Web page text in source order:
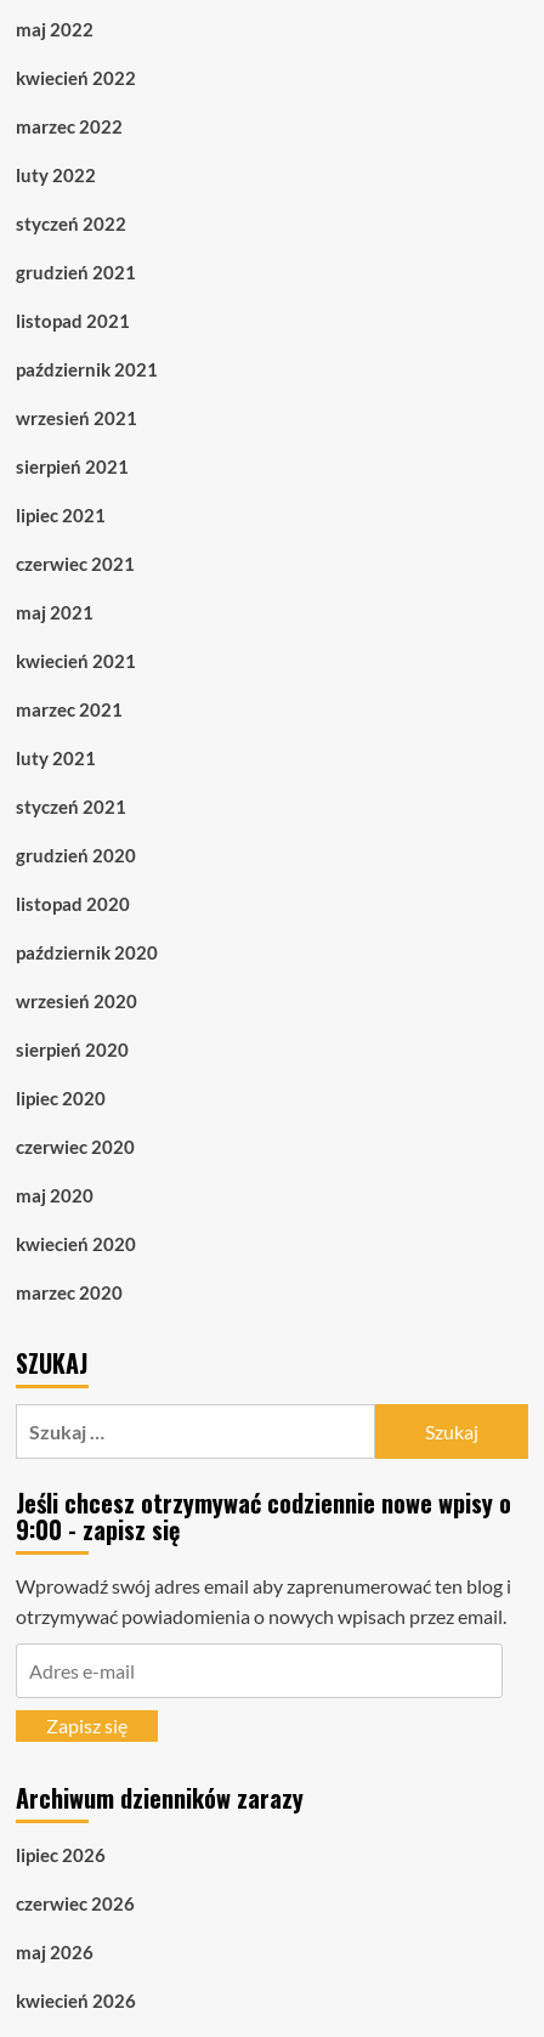
maj 2022
kwiecień 2022
marzec 2022
luty 2022
styczeń 2022
grudzień 2021
listopad 2021
październik 2021
wrzesień 2021
sierpień 2021
lipiec 2021
czerwiec 2021
maj 2021
kwiecień 2021
marzec 2021
luty 2021
styczeń 2021
grudzień 2020
listopad 2020
październik 2020
wrzesień 2020
sierpień 2020
lipiec 2020
czerwiec 2020
maj 2020
kwiecień 2020
marzec 2020
SZUKAJ
Jeśli chcesz otrzymywać codziennie nowe wpisy o
9:00 - zapisz się
Wprowadź swój adres email aby zaprenumerować ten blog i
otrzymywać powiadomienia o nowych wpisach przez email.
mailZapisz się
Archiwum dzienników zarazy
lipiec 2026
czerwiec 2026
maj 2026
kwiecień 2026